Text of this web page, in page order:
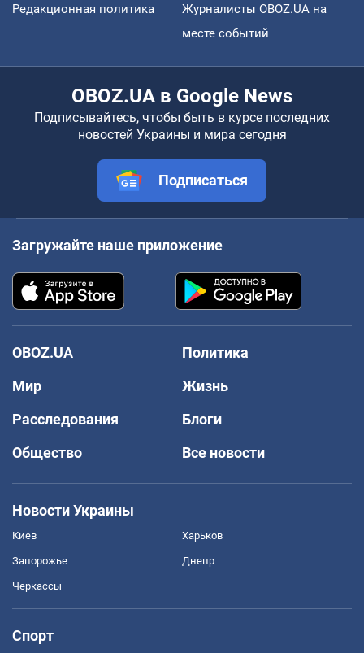
Редакционная политика
Журналисты OBOZ.UA на
месте событий
OBOZ.UA в Google News
Подписывайтесь, чтобы быть в курсе последних
новостей Украины и мира сегодня
Подписаться
Загружайте наше приложение
OBOZ.UA
Политика
Мир
Жизнь
Расследования
Блоги
Общество
Все новости
Новости Украины
Киев Харьков
Запорожье Днепр
Черкассы
Спорт